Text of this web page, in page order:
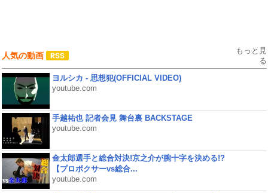
人気の動画
もっと見
る
ヨルシカ - 思想犯(OFFICIAL VIDEO)
youtube.com
手越祐也 記者会見 舞台裏 BACKSTAGE
youtube.com
金太郎選手と総合対決!京之介が腕十字を決める!?
【プロボクサーvs総合...
youtube.com